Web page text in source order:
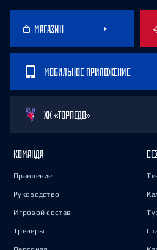
МАГАЗИН
МОБИЛЬНОЕ ПРИЛОЖЕНИЕ
ХК «ТОРПЕДО»
КОМАНДА
Правление
Руководство
Игровой состав
Тренеры